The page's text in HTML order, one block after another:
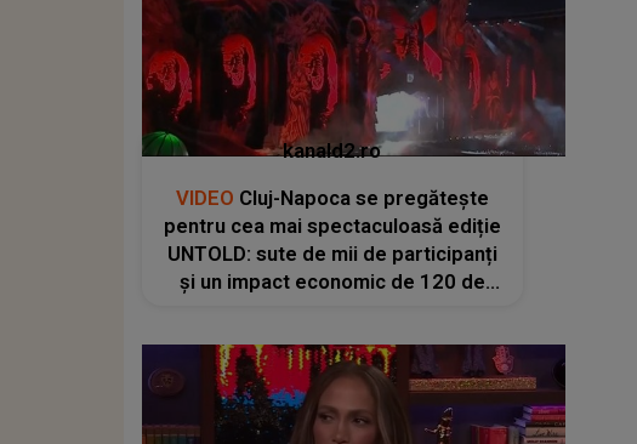
kanald2.ro
VIDEO Cluj-Napoca se pregătește
pentru cea mai spectaculoasă ediție
UNTOLD: sute de mii de participanți
și un impact economic de 120 de